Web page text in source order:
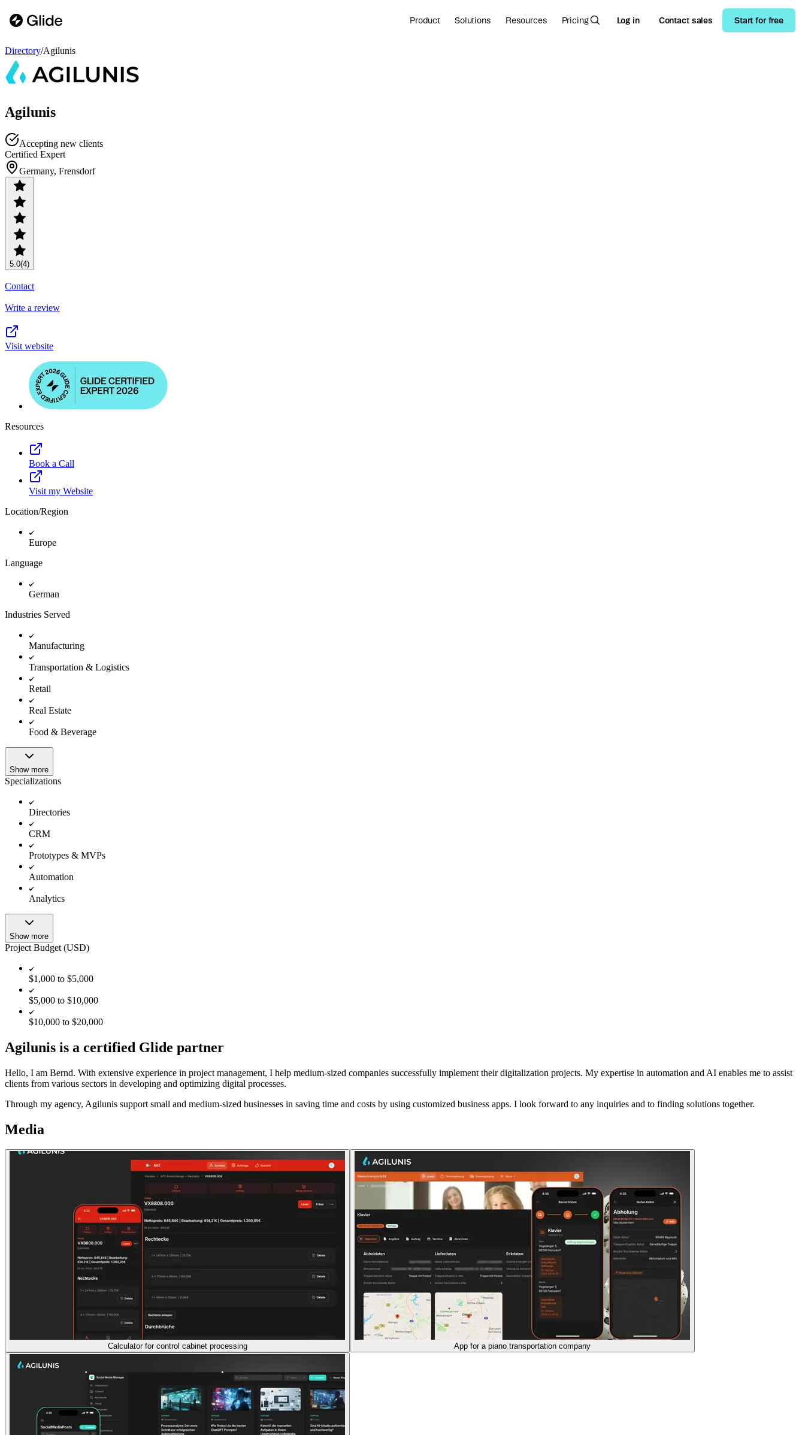
Product Solutions Resources Pricing Log in Contact sales Start for free
Directory/Agilunis
Agilunis
Accepting new clients
Certified Expert
Germany, Frensdorf
5.0(4)
Contact
Write a review
Visit website
Resources
Book a Call
Visit my Website
Location/Region
Europe
Language
German
Industries Served
Manufacturing
Transportation & Logistics
Retail
Real Estate
Food & Beverage
Show more
Specializations
Directories
CRM
Prototypes & MVPs
Automation
Analytics
Show more
Project Budget (USD)
$1,000 to $5,000
$5,000 to $10,000
$10,000 to $20,000
Agilunis is a certified Glide partner
Hello, I am Bernd. With extensive experience in project management, I help medium-sized companies successfully implement their digitalization projects. My expertise in automation and AI enables me to assist
clients from various sectors in developing and optimizing digital processes.
Through my agency, Agilunis support small and medium-sized businesses in saving time and costs by using customized business apps. I look forward to any inquiries and to finding solutions together.
Media
Calculator for control cabinet processing App for a piano transportation company